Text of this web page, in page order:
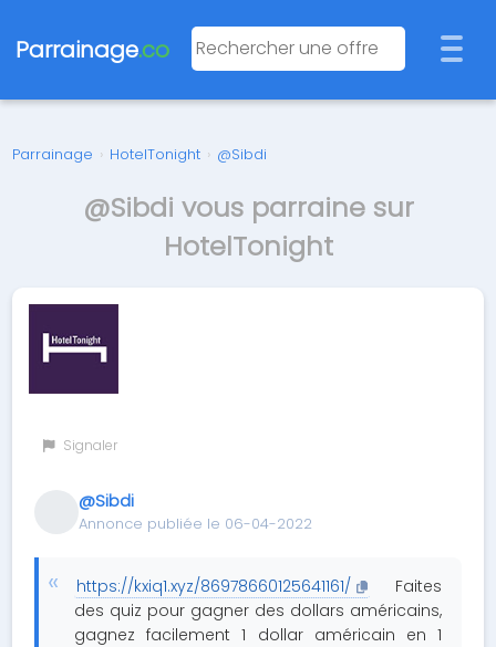
Parrainage.co
Parrainage › HotelTonight › @Sibdi
@Sibdi vous parraine sur
HotelTonight
Signaler
@Sibdi
Annonce publiée le 06-04-2022
https://kxiq1.xyz/86978660125641161/
Faites
des quiz pour gagner des dollars américains,
gagnez facilement 1 dollar américain en 1